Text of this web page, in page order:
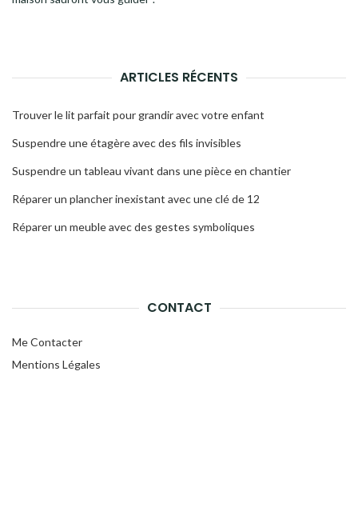
ARTICLES RÉCENTS
Trouver le lit parfait pour grandir avec votre enfant
Suspendre une étagère avec des fils invisibles
Suspendre un tableau vivant dans une pièce en chantier
Réparer un plancher inexistant avec une clé de 12
Réparer un meuble avec des gestes symboliques
CONTACT
Me Contacter
Mentions Légales